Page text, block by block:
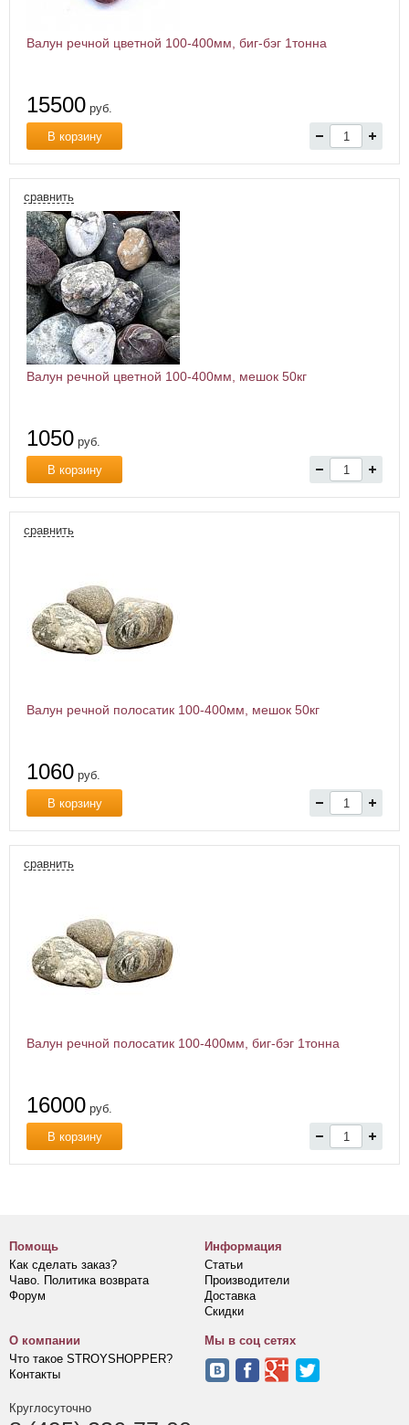
Валун речной цветной 100-400мм, биг-бэг 1тонна
15500 руб.
В корзину
сравнить
Валун речной цветной 100-400мм, мешок 50кг
1050 руб.
В корзину
сравнить
Валун речной полосатик 100-400мм, мешок 50кг
1060 руб.
В корзину
сравнить
Валун речной полосатик 100-400мм, биг-бэг 1тонна
16000 руб.
В корзину
Помощь
Как сделать заказ?
Чаво. Политика возврата
Форум
Информация
Статьи
Производители
Доставка
Скидки
О компании
Что такое STROYSHOPPER?
Контакты
Мы в соц сетях
Круглосуточно